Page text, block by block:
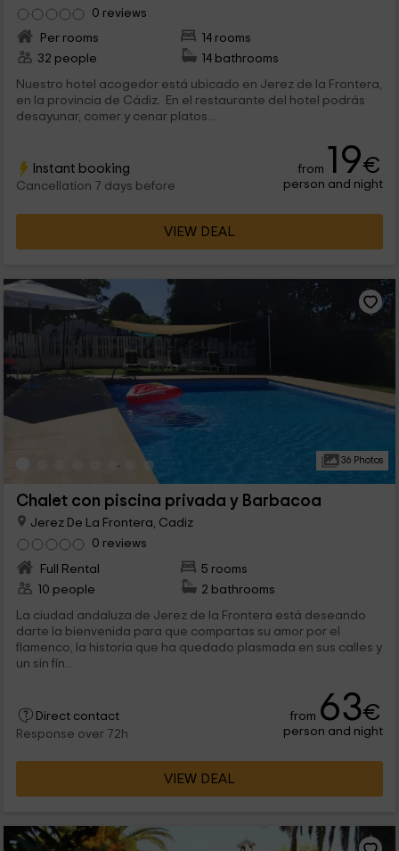
0 reviews
Per rooms
14 rooms
32 people
14 bathrooms
Nuestro hotel acogedor está ubicado en Jerez de la Frontera,
en la provincia de Cádiz. En el restaurante del hotel podrás
desayunar, comer y cenar platos...
Instant booking
Cancellation 7 days before
from 19€
person and night
VIEW DEAL
36 Photos
Chalet con piscina privada y Barbacoa
Jerez De La Frontera, Cadiz
0 reviews
Full Rental
5 rooms
10 people
2 bathrooms
La ciudad andaluza de Jerez de la Frontera está deseando
darte la bienvenida para que compartas su amor por el
flamenco, la historia que ha quedado plasmada en sus calles y
un sin fín...
Direct contact
Response over 72h
from 63€
person and night
VIEW DEAL